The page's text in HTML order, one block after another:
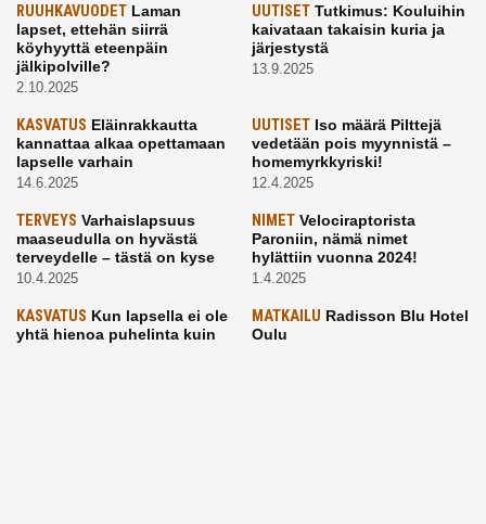
RUUHKAVUODET Laman
lapset, ettehän siirrä
köyhyyttä eteenpäin
jälkipolville?
2.10.2025
UUTISETTutkimus: Kouluihin
kaivataan takaisin kuria ja
järjestystä
13.9.2025
KASVATUS Eläinrakkautta
kannattaa alkaa opettamaan
lapselle varhain
14.6.2025
UUTISETIso määrä Pilttejä
vedetään pois myynnistä –
homemyrkkyriski!
12.4.2025
TERVEYS Varhaislapsuus
maaseudulla on hyvästä
terveydelle – tästä on kyse
10.4.2025
NIMETVelociraptorista
Paroniin, nämä nimet
hylättiin vuonna 2024!
1.4.2025
KASVATUS Kun lapsella ei ole
yhtä hienoa puhelinta kuin
MATKAILU Radisson Blu Hotel
Oulu